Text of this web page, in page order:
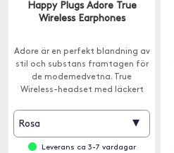
Happy Plugs Adore True
Wireless Earphones
Adore är en perfekt blandning av
stil och substans framtagen för
de modemedvetna. True
Wireless-headset med läckert
Rosa ▾
Leverans ca 3-7 vardagar